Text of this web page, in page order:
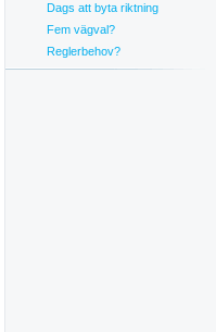
Dags att byta riktning
Fem vägval?
Reglerbehov?